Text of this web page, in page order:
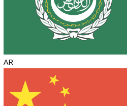
AR